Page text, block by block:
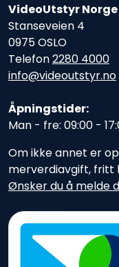
VideoUtstyr Norge
Stanseveien 4
0975 OSLO
Telefon2280 4000
info@videoutstyr.no
Åpningstider:
Man - fre: 09:00 -
Om ikke annet er
merverdiavgift, fritt
Ønsker du å melde